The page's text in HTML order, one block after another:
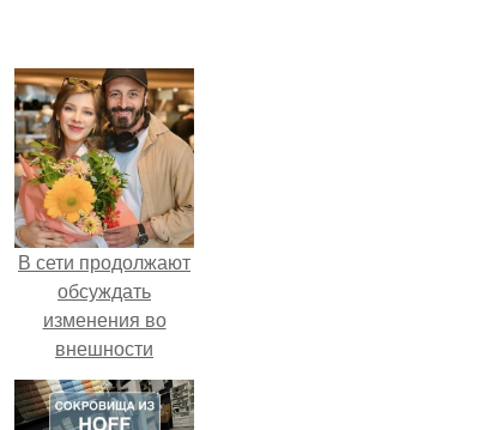
В сети продолжают
обсуждать
изменения во
внешности
актрисы.